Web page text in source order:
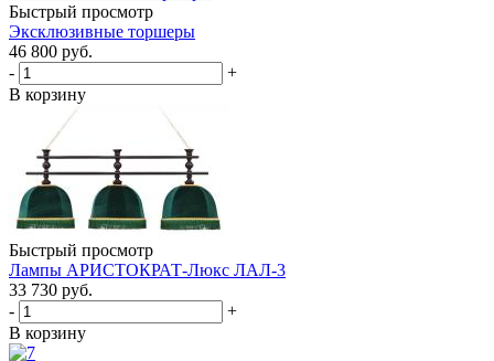
Быстрый просмотр
Эксклюзивные торшеры
46 800 руб.
-
+
В корзину
Быстрый просмотр
Лампы АРИСТОКРАТ-Люкс ЛАЛ-3
33 730 руб.
-
+
В корзину